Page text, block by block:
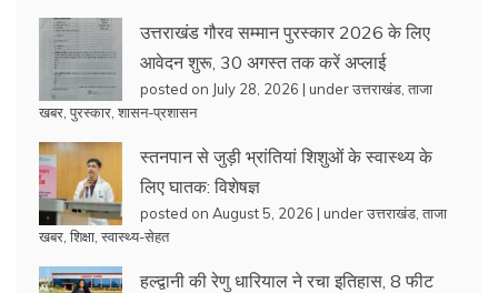
उत्तराखंड गौरव सम्मान पुरस्कार 2026 के लिए
आवेदन शुरू, 30 अगस्त तक करें अप्लाई
posted on July 28, 2026 | underउत्तराखंड ताजा
खबर पुरस्कार शासन-प्रशासन
स्तनपान से जुड़ी भ्रांतियां शिशुओं के स्वास्थ्य के
लिए घातक: विशेषज्ञ
posted on August 5, 2026 | underउत्तराखंड ताजा
खबर शिक्षा स्वास्थ्य-सेहत
हल्द्वानी की रेणु धारियाल ने रचा इतिहास, 8 फीट